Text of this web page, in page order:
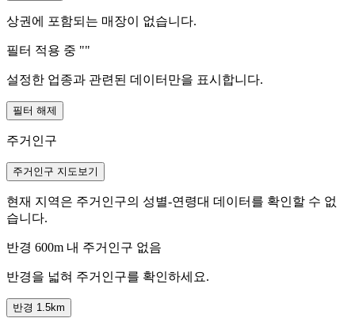
상권에 포함되는 매장이 없습니다.
필터 적용 중 ""
설정한 업종과 관련된 데이터만을 표시합니다.
필터 해제
주거인구
주거인구 지도보기
현재 지역은 주거인구의 성별-연령대 데이터를 확인할 수 없
습니다.
반경 600m 내 주거인구 없음
반경을 넓혀 주거인구를 확인하세요.
반경 1.5km